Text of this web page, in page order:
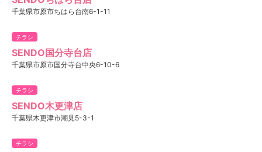
千葉県市原市ちはら台南6-1-11
チラシ
SENDO国分寺台店
千葉県市原市国分寺台中央6-10-6
チラシ
SENDO木更津店
千葉県木更津市潮見5-3-1
チラシ